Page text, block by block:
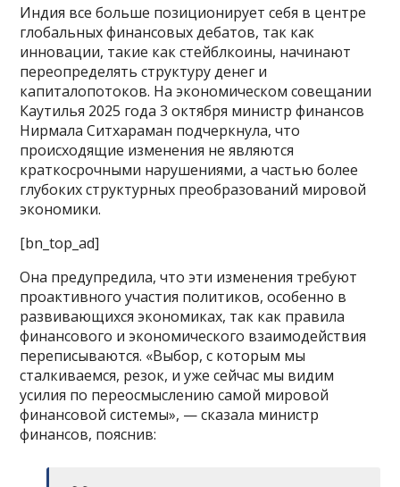
Индия все больше позиционирует себя в центре
глобальных финансовых дебатов, так как
инновации, такие как стейблкоины, начинают
переопределять структуру денег и
капиталопотоков. На экономическом совещании
Каутилья 2025 года 3 октября министр финансов
Нирмала Ситхараман подчеркнула, что
происходящие изменения не являются
краткосрочными нарушениями, а частью более
глубоких структурных преобразований мировой
экономики.
[bn_top_ad]
Она предупредила, что эти изменения требуют
проактивного участия политиков, особенно в
развивающихся экономиках, так как правила
финансового и экономического взаимодействия
переписываются. «Выбор, с которым мы
сталкиваемся, резок, и уже сейчас мы видим
усилия по переосмыслению самой мировой
финансовой системы», — сказала министр
финансов, пояснив: